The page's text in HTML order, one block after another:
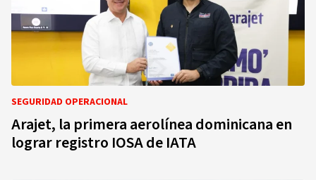
SEGURIDAD OPERACIONAL
Arajet, la primera aerolínea dominicana en
lograr registro IOSA de IATA